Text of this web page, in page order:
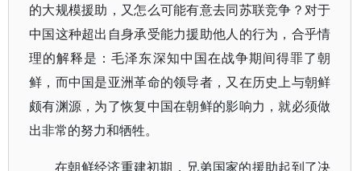
的大规模援助，又怎么可能有意去同苏联竞争？对于
中国这种超出自身承受能力援助他人的行为，合乎情
理的解释是：毛泽东深知中国在战争期间得罪了朝
鲜，而中国是亚洲革命的领导者，又在历史上与朝鲜
颇有渊源，为了恢复中国在朝鲜的影响力，就必须做
出非常的努力和牺牲。
在朝鲜经济重建初期，兄弟国家的援助起到了决